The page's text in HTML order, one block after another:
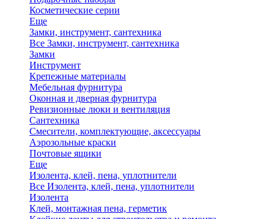
Косметические серии
Еще
Замки, инструмент, сантехника
Все Замки, инструмент, сантехника
Замки
Инструмент
Крепежные материалы
Мебельная фурнитура
Оконная и дверная фурнитура
Ревизионные люки и вентиляция
Сантехника
Смесители, комплектующие, аксессуары
Аэрозольные краски
Почтовые ящики
Еще
Изолента, клей, пена, уплотнители
Все Изолента, клей, пена, уплотнители
Изолента
Клей, монтажная пена, герметик